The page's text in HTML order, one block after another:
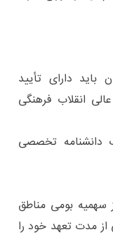
باید دارای تأیید
انقلاب فرهنگی
دانشنامه تخصصی
بومی مناطق
از مدت تعهد خود را